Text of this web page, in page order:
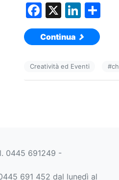
F
a
c
b
X
Li
n
k
dI
vi
Continua
Creatività ed Eventi #
0445 691249 -
691 452 dal lunedì al